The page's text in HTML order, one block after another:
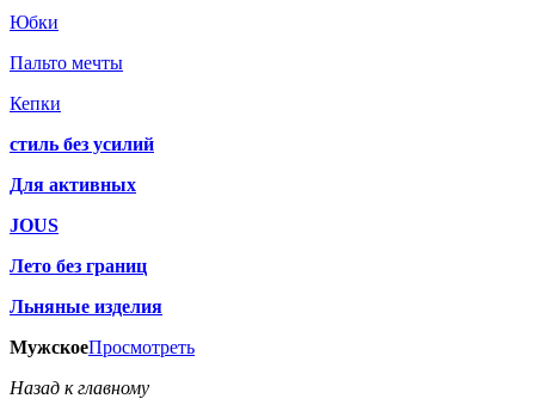
Юбки
Пальто мечты
Кепки
стиль без усилий
Для активных
JOUS
Лето без границ
Льняные изделия
МужскоеПросмотреть
Назад к главному